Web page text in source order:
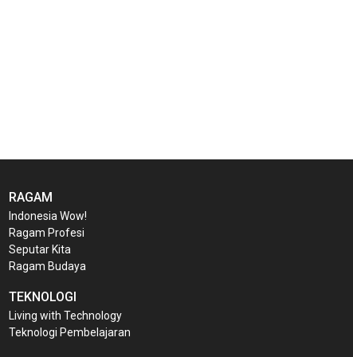
RAGAM
Indonesia Wow!
Ragam Profesi
Seputar Kita
Ragam Budaya
TEKNOLOGI
Living with Technology
Teknologi Pembelajaran